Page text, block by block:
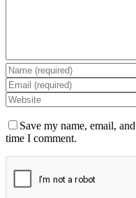
Save my name, email,
time I comment.